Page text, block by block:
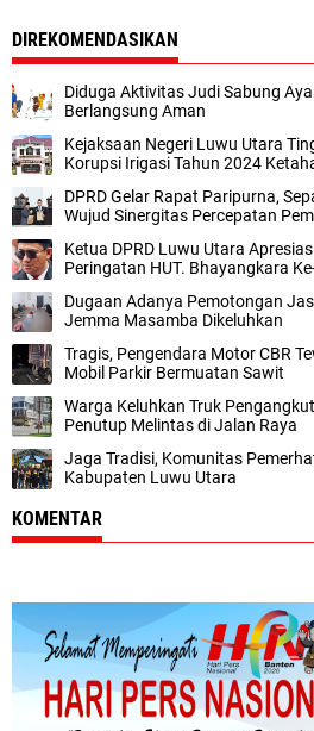
DIREKOMENDASIKAN
Diduga Aktivitas Judi Sabung
Berlangsung Aman
Kejaksaan Negeri Luwu Utara
Korupsi Irigasi Tahun 2024
DPRD Gelar Rapat Paripurna,
Wujud Sinergitas Percepatan
Ketua DPRD Luwu Utara
Peringatan HUT. Bhayangkara
Dugaan Adanya Pemotongan
Jemma Masamba Dikeluhkan
Tragis, Pengendara Motor CBR
Mobil Parkir Bermuatan Sawit
Warga Keluhkan Truk
Penutup Melintas di Jalan Raya
Jaga Tradisi, Komunitas
Kabupaten Luwu Utara
KOMENTAR